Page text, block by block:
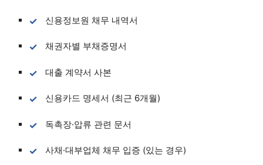
신용정보원 채무 내역서
채권자별 부채증명서
대출 계약서 사본
신용카드 명세서 (최근 6개월)
독촉장·압류 관련 문서
사채·대부업체 채무 입증 (있는 경우)